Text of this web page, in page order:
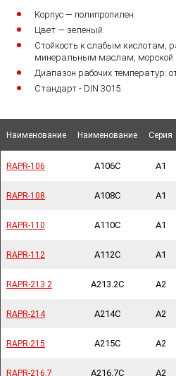
Корпус — полипропилен.
Цвет — зеленый.
Стойкость к слабым кислотам,
минеральным маслам, морской
Диапазон рабочих температур:
Стандарт - DIN 3015.
Наименование Наименование Серия
RAPR-106 A106C A1
RAPR-108 A108C A1
RAPR-110 A110C A1
RAPR-112 A112C A1
RAPR-213.2 A213.2C A2
RAPR-214 A214C A2
RAPR-215 A215C A2
RAPR-216.7 A216.7C A2
Наименование
RAPR-106
RAPR-108
RAPR-110
RAPR-112
RAPR-213.2
RAPR-214
RAPR-215
RAPR-216.7
Наименование
Наименование Наименование Серия